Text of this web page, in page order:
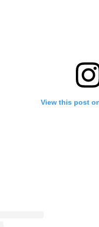
View this post